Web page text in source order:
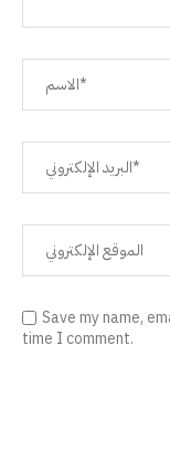
Save my name,
time I comment.